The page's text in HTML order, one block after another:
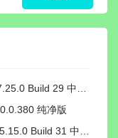
29 中文绿色激活版
纯净版
31 中文绿色便携版